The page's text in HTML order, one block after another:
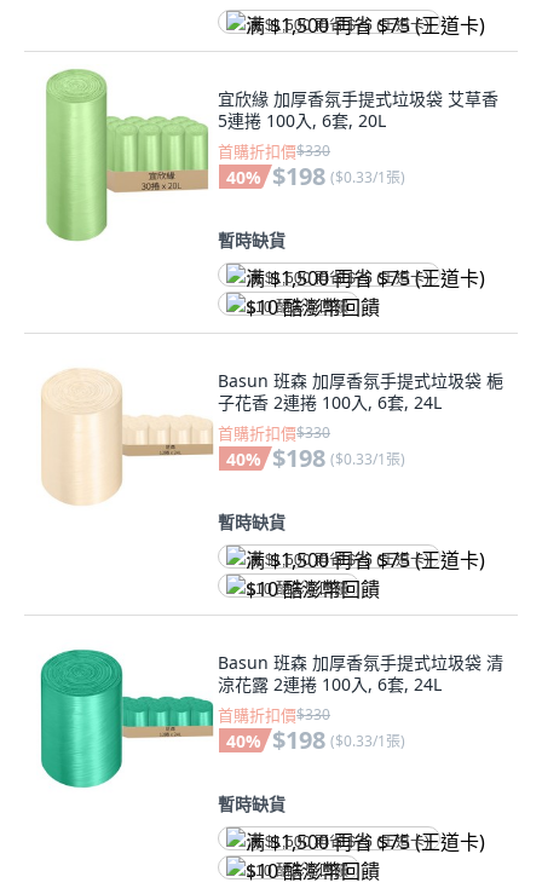
满 $1,500 再省 $75 (王道卡)
宜欣緣 加厚香氛手提式垃圾袋 艾草香
5連捲 100入, 6套, 20L
首購折扣價$330
40% $198 ($0.33/1張)
暫時缺貨
满 $1,500 再省 $75 (王道卡)
$10 酷澎幣回饋
Basun 班森 加厚香氛手提式垃圾袋 梔
子花香 2連捲 100入, 6套, 24L
首購折扣價$330
40% $198 ($0.33/1張)
暫時缺貨
满 $1,500 再省 $75 (王道卡)
$10 酷澎幣回饋
Basun 班森 加厚香氛手提式垃圾袋 清
涼花露 2連捲 100入, 6套, 24L
首購折扣價$330
40% $198 ($0.33/1張)
暫時缺貨
满 $1,500 再省 $75 (王道卡)
$10 酷澎幣回饋